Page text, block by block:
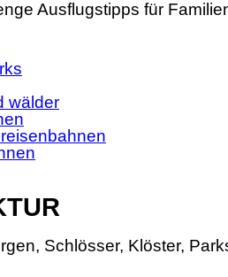
Ausflugstipps für
wälder
Schlösser, Klöster,